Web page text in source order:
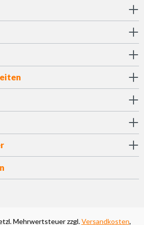
Mehrwertsteuer zzgl.Versandkosten,